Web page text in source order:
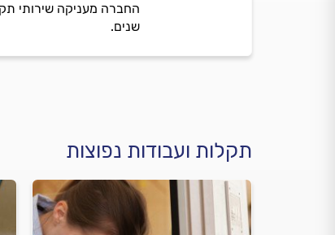
החברה מעניקה שירותי
שנים.
תקלות ועבודות נפוצות